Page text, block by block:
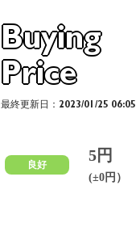
Buying
Price
最終更新日：2023/01/25 06:05
良好
5円
(±0円）